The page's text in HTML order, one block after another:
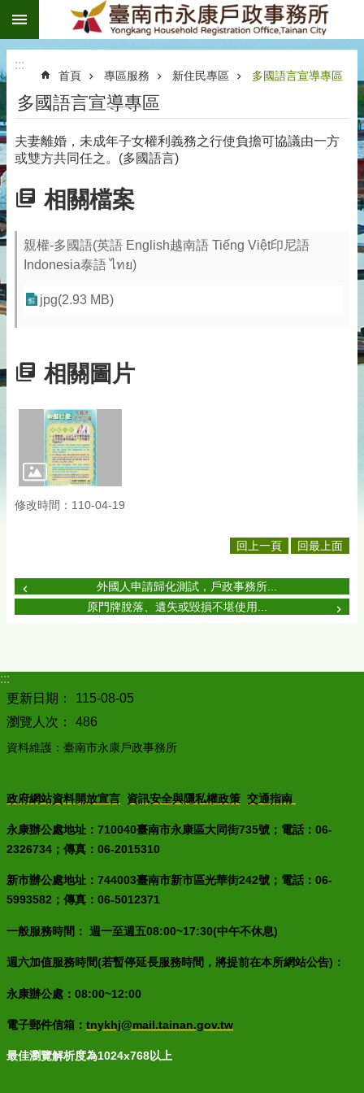
跳到主要內容區塊
:::
首頁 專區服務 新住民專區 多國語言宣導專區
多國語言宣導專區
夫妻離婚，未成年子女權利義務之行使負擔可協議由一方
或雙方共同任之。(多國語言)
相關檔案
親權-多國語(英語 English越南語 Tiếng Việt印尼語
Indonesia泰語 ไทย)
jpg(2.93 MB)
相關圖片
修改時間：110-04-19
回上一頁 回最上面
外國人申請歸化測試，戶政事務所...
原門牌脫落、遺失或毀損不堪使用...
:::
更新日期：
115-08-05
瀏覽人次：
486
資料維護：臺南市永康戶政事務所
政府網站資料開放宣言 資訊安全與隱私權政策 交通指南
永康辦公處地址：710040臺南市永康區大同街735號；電話：06-
2326734；傳真：06-2015310
新市辦公處地址：744003臺南市新市區光華街242號；電話：06-
5993582；傳真：06-5012371
一般服務時間： 週一至週五08:00~17:30(中午不休息)
週六加值服務時間(若暫停延長服務時間，將提前在本所網站公告)：
永康辦公處：08:00~12:00
電子郵件信箱： tnykhj@mail.tainan.gov.tw
最佳瀏覽解析度為1024x768以上